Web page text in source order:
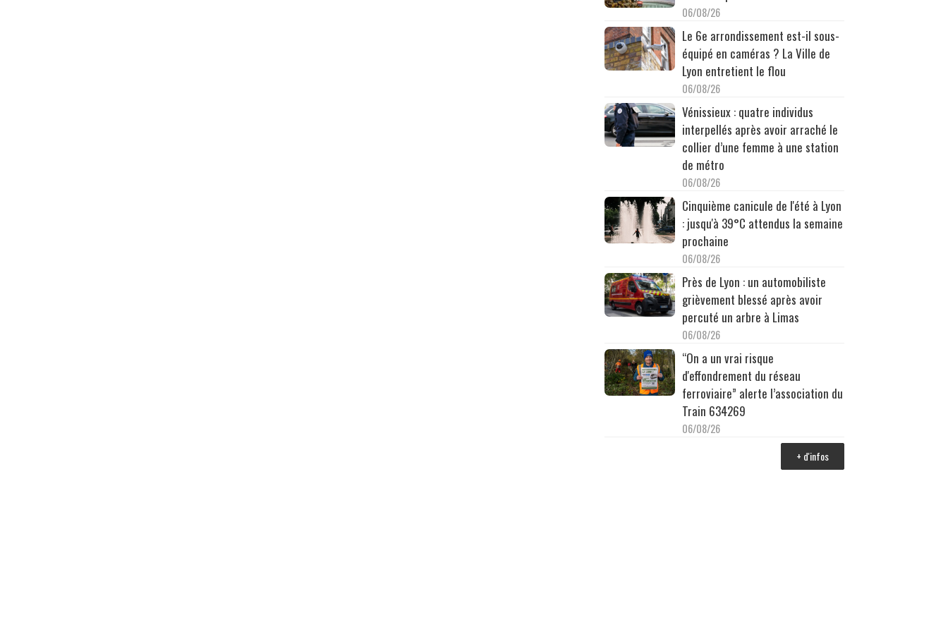
06/08/26
Le 6e arrondissement est-il sous-
équipé en caméras ? La Ville de
Lyon entretient le flou
06/08/26
Vénissieux : quatre individus
interpellés après avoir arraché le
collier d’une femme à une station
de métro
06/08/26
Cinquième canicule de l'été à Lyon
: jusqu'à 39°C attendus la semaine
prochaine
06/08/26
Près de Lyon : un automobiliste
grièvement blessé après avoir
percuté un arbre à Limas
06/08/26
“On a un vrai risque
d'effondrement du réseau
ferroviaire” alerte l’association du
Train 634269
06/08/26
+ d'infos